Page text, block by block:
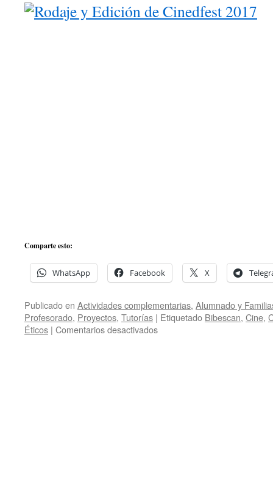
Comparte esto:
WhatsApp Facebook X
Publicado en Actividades complementarias, Alumnado y
Profesorado, Proyectos, Tutorías | Etiquetado Bibescan, Cine,
Éticos | Comentarios desactivadosen